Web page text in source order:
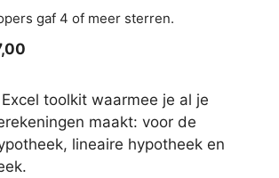
gaf 4 of meer sterren.
tot
€37,00
toolkit waarmee je al je
maakt: voor de
lineaire hypotheek en